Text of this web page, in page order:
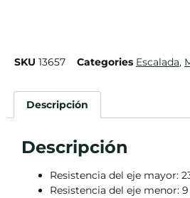
SKU 13657 Categories Escalada,
Descripción
Descripción
Resistencia del eje mayor:
Resistencia del eje menor: